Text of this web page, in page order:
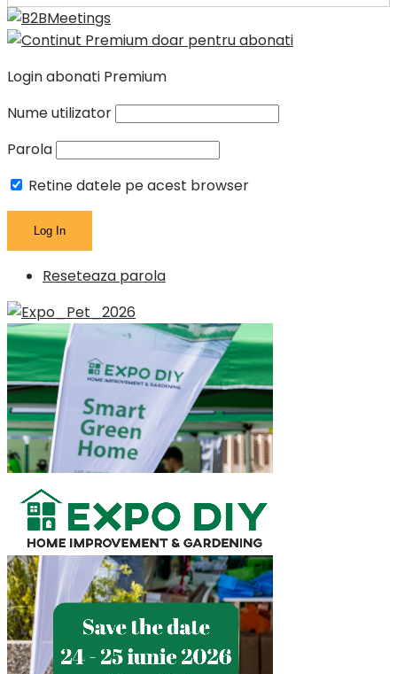
Login abonati Premium
Nume utilizator
Parola
Retine datele pe acest browser
Reseteaza parola